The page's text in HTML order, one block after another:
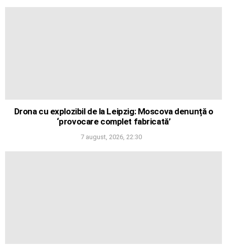
Drona cu explozibil de la Leipzig: Moscova denunță o
‘provocare complet fabricată’
7 august, 2026, 22:30